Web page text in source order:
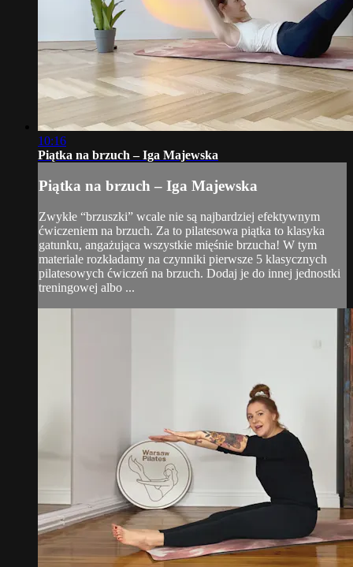
10:16
Piątka na brzuch – Iga Majewska
Piątka na brzuch – Iga Majewska
Zwykłe “brzuszki” wcale nie są najbardziej efektywnym
ćwiczeniem na brzuch. Za to pilatesowa piątka to klasyka
gatunku, angażująca wszystkie mięśnie brzucha! W tym
materiale rozkładamy na czynniki pierwsze 5 klasycznych
pilatesowych ćwiczeń na brzuch. Dodaj je do innej jednostki
treningowej albo ...